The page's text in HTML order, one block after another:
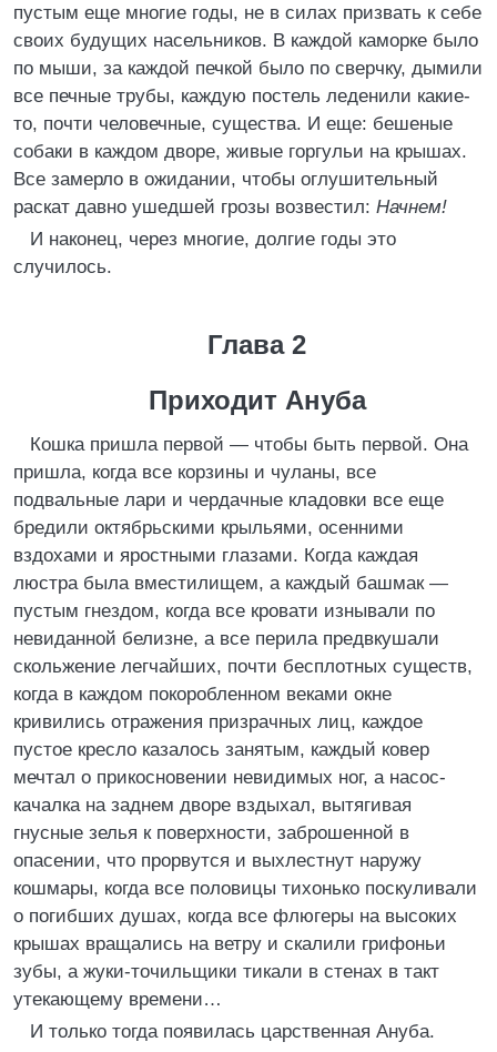
пустым еще многие годы, не в силах призвать к себе
своих будущих насельников. В каждой каморке было
по мыши, за каждой печкой было по сверчку, дымили
все печные трубы, каждую постель леденили какие-
то, почти человечные, существа. И еще: бешеные
собаки в каждом дворе, живые горгульи на крышах.
Все замерло в ожидании, чтобы оглушительный
раскат давно ушедшей грозы возвестил: Начнем!
И наконец, через многие, долгие годы это
случилось.
Глава 2
Приходит Ануба
Кошка пришла первой — чтобы быть первой. Она
пришла, когда все корзины и чуланы, все
подвальные лари и чердачные кладовки все еще
бредили октябрьскими крыльями, осенними
вздохами и яростными глазами. Когда каждая
люстра была вместилищем, а каждый башмак —
пустым гнездом, когда все кровати изнывали по
невиданной белизне, а все перила предвкушали
скольжение легчайших, почти бесплотных существ,
когда в каждом покоробленном веками окне
кривились отражения призрачных лиц, каждое
пустое кресло казалось занятым, каждый ковер
мечтал о прикосновении невидимых ног, а насос-
качалка на заднем дворе вздыхал, вытягивая
гнусные зелья к поверхности, заброшенной в
опасении, что прорвутся и выхлестнут наружу
кошмары, когда все половицы тихонько поскуливали
о погибших душах, когда все флюгеры на высоких
крышах вращались на ветру и скалили грифоньи
зубы, а жуки-точильщики тикали в стенах в такт
утекающему времени…
И только тогда появилась царственная Ануба.